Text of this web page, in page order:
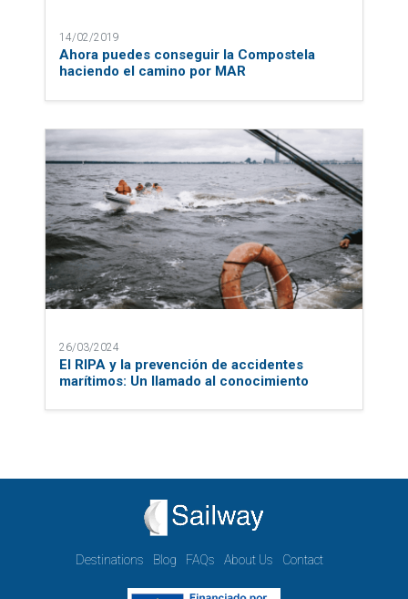
14/02/2019
Ahora puedes conseguir la Compostela
haciendo el camino por MAR
26/03/2024
El RIPA y la prevención de accidentes
marítimos: Un llamado al conocimiento
Destinations Blog FAQs About Us Contact